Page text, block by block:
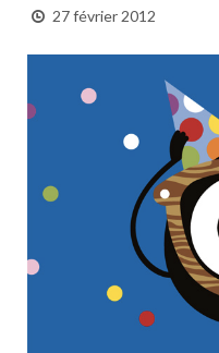
STREET ART
DAILY CITY
27 février 2012